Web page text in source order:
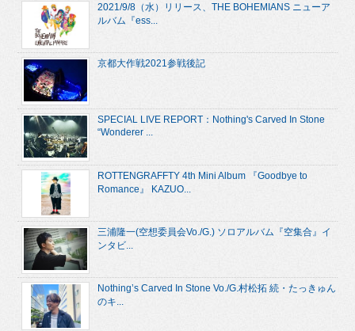
2021/9/8（水）リリース、THE BOHEMIANS ニューア
ルバム『ess...
京都大作戦2021参戦後記
SPECIAL LIVE REPORT：Nothing's Carved In Stone
“Wonderer ...
ROTTENGRAFFTY 4th Mini Album 『Goodbye to
Romance』 KAZUO...
三浦隆一(空想委員会Vo./G.) ソロアルバム『空集合』イ
ンタビ...
Nothing’s Carved In Stone Vo./G.村松拓 続・たっきゅん
のキ...